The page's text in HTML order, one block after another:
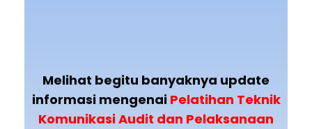
Melihat begitu banyaknya update
informasi mengenai Pelatihan Teknik
Komunikasi Audit dan Pelaksanaan